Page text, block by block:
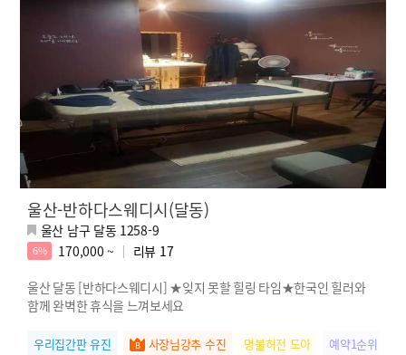
울산-반하다스웨디시(달동)
울산 남구 달동 1258-9
6% 170,000 ~ 리뷰 17
울산 달동 [반하다스웨디시] ★잊지 못할 힐링 타임★한국인 힐러와
함께 완벽한 휴식을 느껴보세요
우리집간판 유진 사장님강추 수진 명불허전 도아 예약1순위 체리